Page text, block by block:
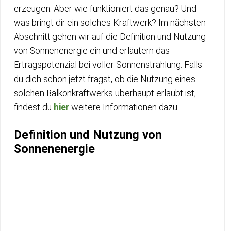
erzeugen. Aber wie funktioniert das genau? Und
was bringt dir ein solches Kraftwerk? Im nächsten
Abschnitt gehen wir auf die Definition und Nutzung
von Sonnenenergie ein und erläutern das
Ertragspotenzial bei voller Sonnenstrahlung. Falls
du dich schon jetzt fragst, ob die Nutzung eines
solchen Balkonkraftwerks überhaupt erlaubt ist,
findest du hierweitere Informationen dazu.
Definition und Nutzung von
Sonnenenergie